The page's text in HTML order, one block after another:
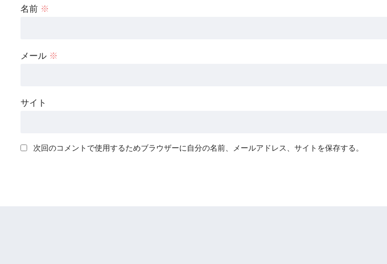
名前 ※
メール ※
サイト
次回のコメントで使用するためブラウザーに自分の名前、メールアドレス、サイトを保存する。